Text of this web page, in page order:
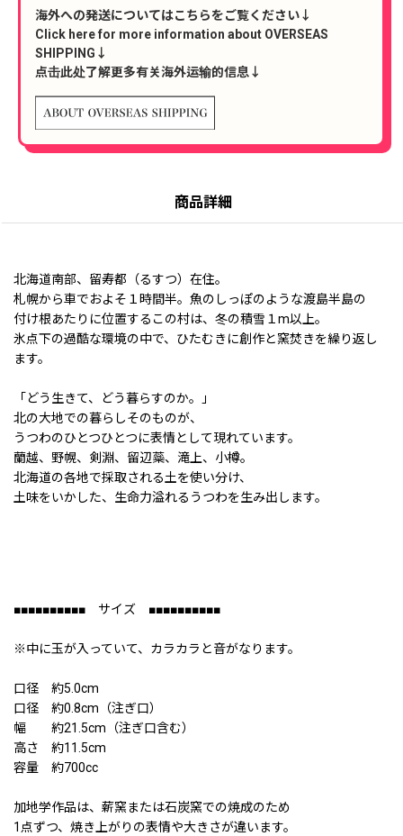
海外への発送についてはこちらをご覧ください↓
Click here for more information about OVERSEAS
SHIPPING↓
点击此处了解更多有关海外运输的信息↓
商品詳細
北海道南部、留寿都（るすつ）在住。
札幌から車でおよそ１時間半。魚のしっぽのような渡島半島の
付け根あたりに位置するこの村は、冬の積雪１m以上。
氷点下の過酷な環境の中で、ひたむきに創作と窯焚きを繰り返し
ます。
「どう生きて、どう暮らすのか。」
北の大地での暮らしそのものが、
うつわのひとつひとつに表情として現れています。
蘭越、野幌、剣淵、留辺蘂、滝上、小樽。
北海道の各地で採取される土を使い分け、
土味をいかした、生命力溢れるうつわを生み出します。
■■■■■■■■■■ サイズ ■■■■■■■■■■
※中に玉が入っていて、カラカラと音がなります。
口径 約5.0cm
口径 約0.8cm（注ぎ口）
幅 約21.5cm（注ぎ口含む）
高さ 約11.5cm
容量 約700cc
加地学作品は、薪窯または石炭窯での焼成のため
1点ずつ、焼き上がりの表情や大きさが違います。